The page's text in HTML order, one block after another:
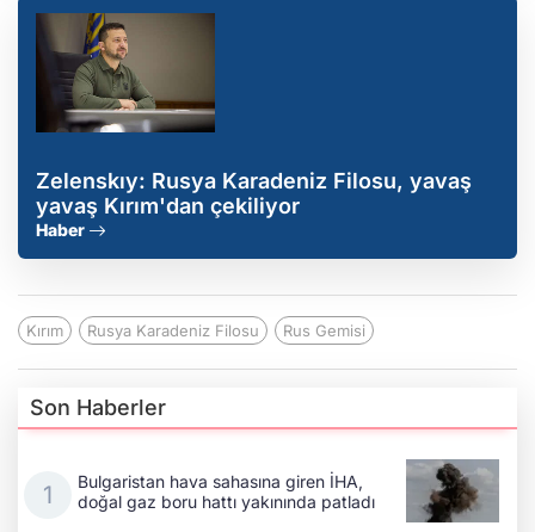
Zelenskıy: Rusya Karadeniz Filosu, yavaş
yavaş Kırım'dan çekiliyor
Haber
Kırım Rusya Karadeniz Filosu Rus Gemisi
Son Haberler
Bulgaristan hava sahasına giren İHA,
doğal gaz boru hattı yakınında patladı